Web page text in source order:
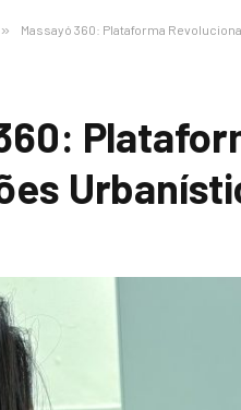
» Massayó 360: Plataforma